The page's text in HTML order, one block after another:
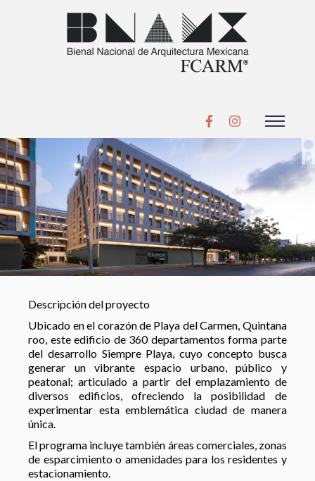
Descripción del proyecto
Ubicado en el corazón de Playa del Carmen, Quintana
roo, este edificio de 360 departamentos forma parte
del desarrollo Siempre Playa, cuyo concepto busca
generar un vibrante espacio urbano, público y
peatonal; articulado a partir del emplazamiento de
diversos edificios, ofreciendo la posibilidad de
experimentar esta emblemática ciudad de manera
única.
El programa incluye también áreas comerciales, zonas
de esparcimiento o amenidades para los residentes y
estacionamiento.